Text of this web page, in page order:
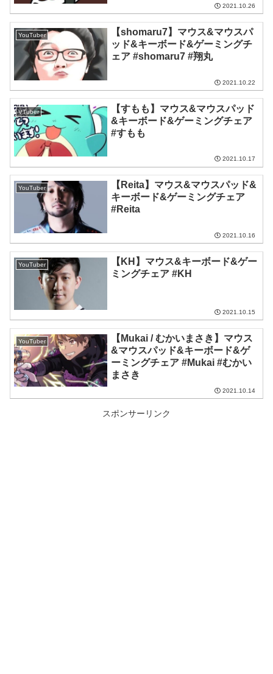
2021.10.26
YouTuber
【shomaru7】マウス&マウスパ
ッド&キーボード&ゲーミングチ
ェア #shomaru7 #翔丸
2021.10.22
VTuber
【すもも】マウス&マウスパッド
&キーボード&ゲーミングチェア
#すもも
2021.10.17
YouTuber
【Reita】マウス&マウスパッド&
キーボード&ゲーミングチェア
#Reita
2021.10.16
YouTuber
【KH】マウス&キーボード&ゲー
ミングチェア #KH
2021.10.15
YouTuber
【Mukai / むかいまさき】マウス
&マウスパッド&キーボード&ゲ
ーミングチェア #Mukai #むかい
まさき
2021.10.14
スポンサーリンク